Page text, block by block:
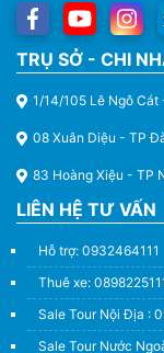
TRỤ SỞ - CHI
1/14/105 Lê Ngô Cát
08 Xuân Diệu - TP
83 Hoàng Xiệu - TP
LIÊN HỆ TƯ VẤN
Hỗ trợ: 0932464111
Thuê xe:
Sale Tour Nội Địa :
Sale Tour Nước